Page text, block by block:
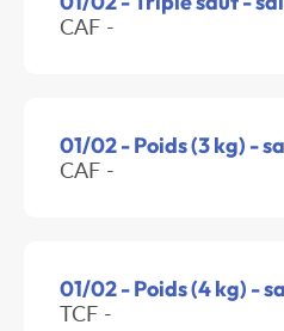
CAF -
01/02 - Poids (3 kg) -
CAF -
01/02 - Poids (4 kg) -
TCF -